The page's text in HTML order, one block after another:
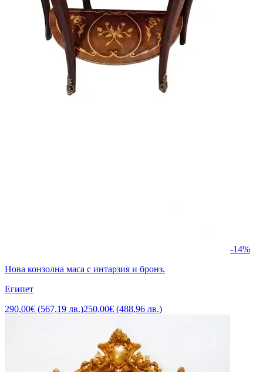
-14%
Нова конзолна маса с интарзия и бронз.
Египет
290,00€ (567,19 лв.)250,00€ (488,96 лв.)